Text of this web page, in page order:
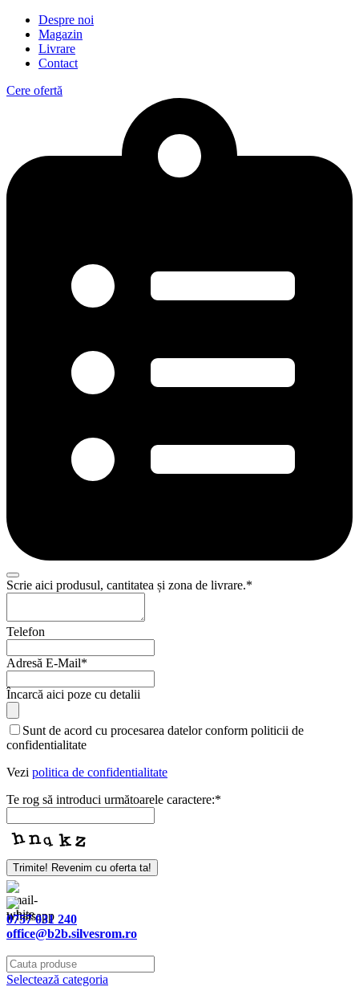
Despre noi
Magazin
Livrare
Contact
Cere ofertă
Scrie aici produsul, cantitatea și zona de livrare.*
Business
Telefon
Adresă E-Mail*
Încarcă aici poze cu detalii
Sunt de acord cu procesarea datelor conform politicii de
confidentialitate
Vezi politica de confidentialitate
Te rog să introduci următoarele caractere:*
Trimite! Revenim cu oferta ta!
0757 031 240
office@b2b.silvesrom.ro
Selectează categoria